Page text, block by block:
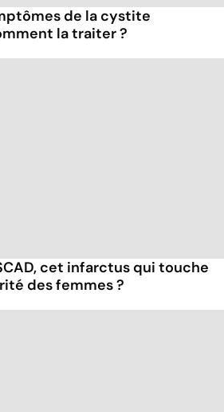
de la cystite
la traiter ?
cet infarctus qui touche
des femmes ?